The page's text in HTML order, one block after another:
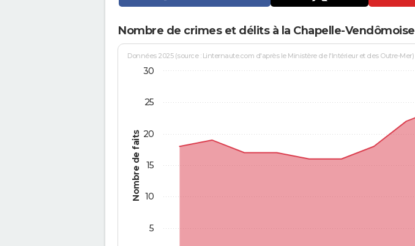
Nombre de crimes et délits à la Chapelle-Vendômoise
Nombre de faits
Données 2025 (source : Linternaute.com d'après le Ministère de l'Intérieur et des Outre-Mer)
5
10
15
20
25
30